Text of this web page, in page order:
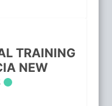
TRAINING
NEW